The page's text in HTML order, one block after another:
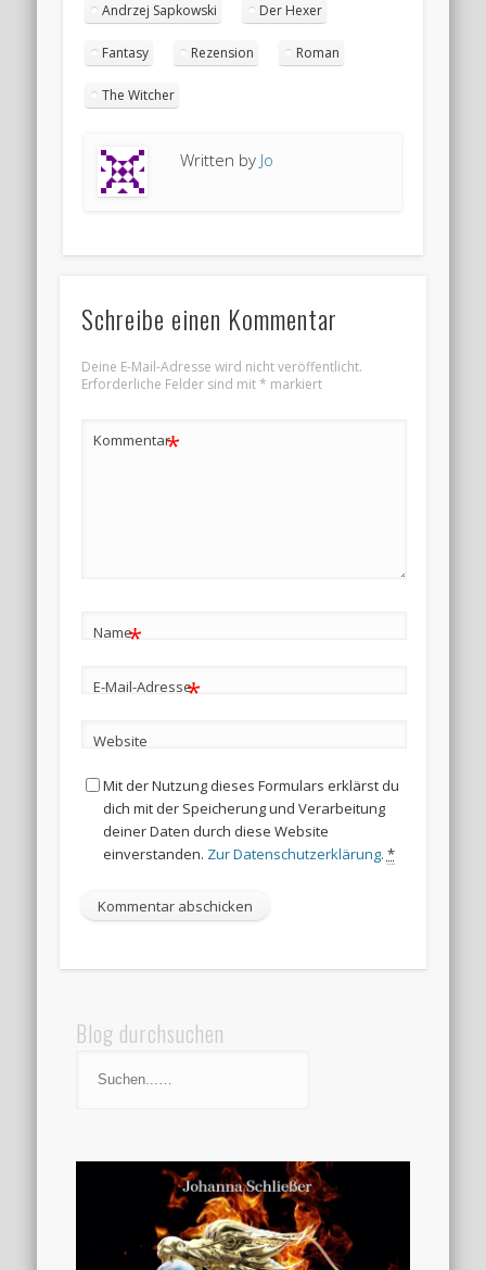
Andrzej Sapkowski Der Hexer
Fantasy Rezension Roman
The Witcher
Written by Jo
Schreibe einen Kommentar
Deine E-Mail-Adresse wird nicht veröffentlicht.
Erforderliche Felder sind mit* markiert
Kommentar*
Name*
E-Mail-Adresse*
Website
Mit der Nutzung dieses Formulars erklärst du
dich mit der Speicherung und Verarbeitung
deiner Daten durch diese Website
einverstanden. Zur Datenschutzerklärung. *
Blog durchsuchen